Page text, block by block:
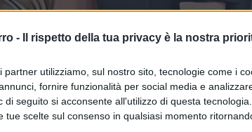
- Il rispetto della tua privacy è la nostra
partner utilizziamo, sul nostro sito, tecnologie come i
fornire funzionalità per social media e
di seguito si acconsente all'utilizzo di questa
tue scelte sul consenso in qualsiasi momento
su Google CLICCA QUI